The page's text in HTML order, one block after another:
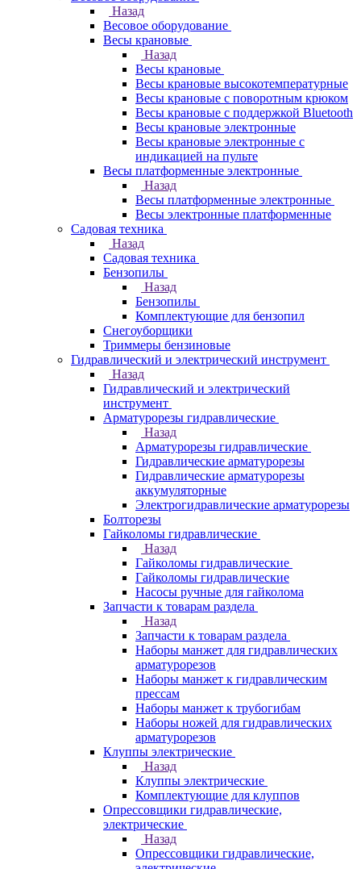
Назад
Весовое оборудование
Весы крановые
Назад
Весы крановые
Весы крановые высокотемпературные
Весы крановые с поворотным крюком
Весы крановые с поддержкой Bluetooth
Весы крановые электронные
Весы крановые электронные с
индикацией на пульте
Весы платформенные электронные
Назад
Весы платформенные электронные
Весы электронные платформенные
Садовая техника
Назад
Садовая техника
Бензопилы
Назад
Бензопилы
Комплектующие для бензопил
Снегоуборщики
Триммеры бензиновые
Гидравлический и электрический инструмент
Назад
Гидравлический и электрический
инструмент
Арматурорезы гидравлические
Назад
Арматурорезы гидравлические
Гидравлические арматурорезы
Гидравлические арматурорезы
аккумуляторные
Электрогидравлические арматурорезы
Болторезы
Гайколомы гидравлические
Назад
Гайколомы гидравлические
Гайколомы гидравлические
Насосы ручные для гайколома
Запчасти к товарам раздела
Назад
Запчасти к товарам раздела
Наборы манжет для гидравлических
арматурорезов
Наборы манжет к гидравлическим
прессам
Наборы манжет к трубогибам
Наборы ножей для гидравлических
арматурорезов
Клуппы электрические
Назад
Клуппы электрические
Комплектующие для клуппов
Опрессовщики гидравлические,
электрические
Назад
Опрессовщики гидравлические,